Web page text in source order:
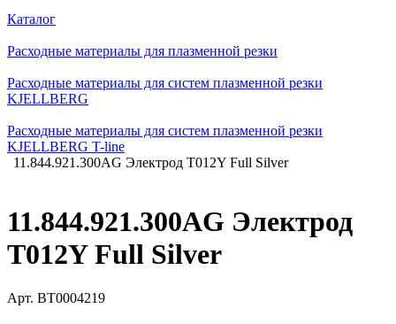
Каталог
Расходные материалы для плазменной резки
Расходные материалы для систем плазменной резки
KJELLBERG
Расходные материалы для систем плазменной резки
KJELLBERG T-line
11.844.921.300AG Электрод T012Y Full Silver
11.844.921.300AG Электрод
T012Y Full Silver
Арт. BT0004219